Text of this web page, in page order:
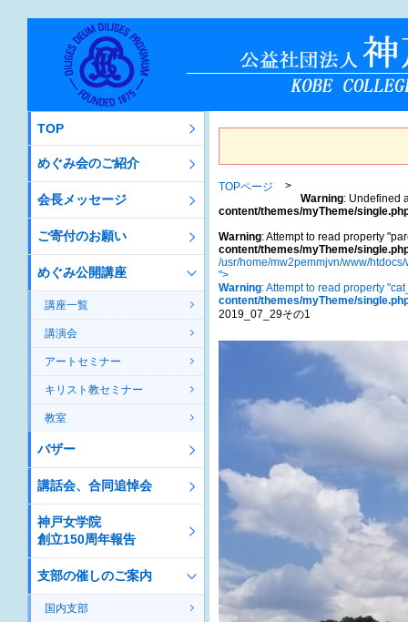
TOPページ
Warning: Undefined
content/themes/myTheme/
Warning: Attempt to read property
content/themes/myTheme/
/usr/home/mw2pemmjvn/www/
">
Warning: Attempt to read property
content/themes/myTheme/
2019_07_29その1
TOP
めぐみ会のご紹介
会長メッセージ
ご寄付のお願い
めぐみ公開講座
講座一覧
講演会
アートセミナー
キリスト教セミナー
教室
バザー
講話会、合同追悼会
神戸女学院
創立150周年報告
支部の催しのご案内
国内支部